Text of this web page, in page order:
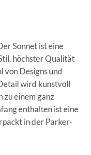
Sonnet ist eine
höchster Qualität
von Designs und
wird kunstvoll
zu einem ganz
enthalten ist eine
in der Parker-